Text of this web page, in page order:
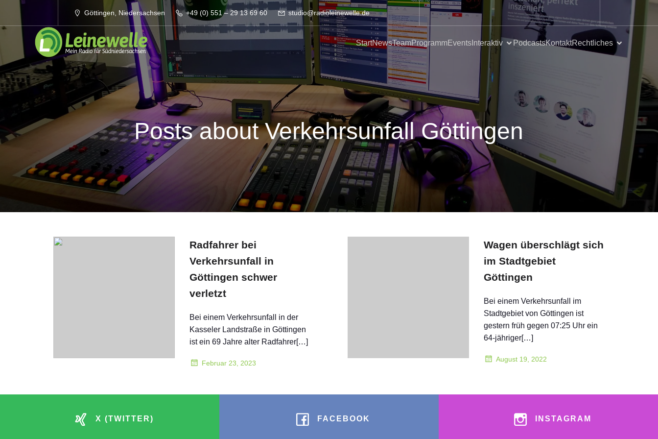
Göttingen, Niedersachsen +49 (0) 551 – 29 13 69 60 studio@radioleinewelle.de
StartNewsTeamProgrammEvents Interaktiv PodcastsKontaktRechtliches
Posts about Verkehrsunfall Göttingen
Radfahrer bei
Verkehrsunfall in
Göttingen schwer
verletzt
Bei einem Verkehrsunfall in der
Kasseler Landstraße in Göttingen
ist ein 69 Jahre alter Radfahrer[…]
Februar 23, 2023
Wagen überschlägt sich
im Stadtgebiet
Göttingen
Bei einem Verkehrsunfall im
Stadtgebiet von Göttingen ist
gestern früh gegen 07:25 Uhr ein
64-jähriger[…]
August 19, 2022
X (TWITTER) FACEBOOK INSTAGRAM